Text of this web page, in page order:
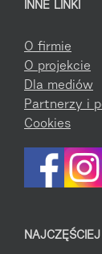
INNE LINKI
O firmie
O projekcie
Dla mediów
Partnerzy i
Cookies